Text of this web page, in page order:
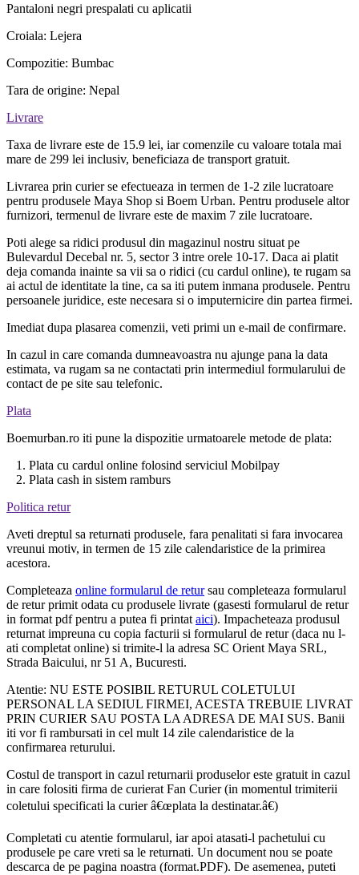
Pantaloni negri prespalati cu aplicatii
Croiala: Lejera
Compozitie: Bumbac
Tara de origine: Nepal
Livrare
Taxa de livrare este de 15.9 lei, iar comenzile cu valoare totala mai
mare de 299 lei inclusiv, beneficiaza de transport gratuit.
Livrarea prin curier se efectueaza in termen de 1-2 zile lucratoare
pentru produsele Maya Shop si Boem Urban. Pentru produsele altor
furnizori, termenul de livrare este de maxim 7 zile lucratoare.
Poti alege sa ridici produsul din magazinul nostru situat pe
Bulevardul Decebal nr. 5, sector 3 intre orele 10-17. Daca ai platit
deja comanda inainte sa vii sa o ridici (cu cardul online), te rugam sa
ai actul de identitate la tine, ca sa iti putem inmana produsele. Pentru
persoanele juridice, este necesara si o imputernicire din partea firmei.
Imediat dupa plasarea comenzii, veti primi un e-mail de confirmare.
In cazul in care comanda dumneavoastra nu ajunge pana la data
estimata, va rugam sa ne contactati prin intermediul formularului de
contact de pe site sau telefonic.
Plata
Boemurban.ro iti pune la dispozitie urmatoarele metode de plata:
1. Plata cu cardul online folosind serviciul Mobilpay
2. Plata cash in sistem ramburs
Politica retur
Aveti dreptul sa returnati produsele, fara penalitati si fara invocarea
vreunui motiv, in termen de 15 zile calendaristice de la primirea
acestora.
Completeaza online formularul de retursau completeaza formularul
de retur primit odata cu produsele livrate (gasesti formularul de retur
in format pdf pentru a putea fi printat aici). Impacheteaza produsul
returnat impreuna cu copia facturii si formularul de retur (daca nu l-
ati completat online) si trimite-l la adresa SC Orient Maya SRL,
Strada Baicului, nr 51 A, Bucuresti.
Atentie: NU ESTE POSIBIL RETURUL COLETULUI
PERSONAL LA SEDIUL FIRMEI, ACESTA TREBUIE LIVRAT
PRIN CURIER SAU POSTA LA ADRESA DE MAI SUS. Banii
iti vor fi rambursati in cel mult 14 zile calendaristice de la
confirmarea returului.
Costul de transport in cazul returnarii produselor este gratuit in cazul
in care folositi firma de curierat Fan Curier (in momentul trimiterii
coletului specificati la curier â€œplata la destinatar.â€)
Completati cu atentie formularul, iar apoi atasati-l pachetului cu
produsele pe care vreti sa le returnati. Un document nou se poate
descarca de pe pagina noastra (format.PDF). De asemenea, puteti